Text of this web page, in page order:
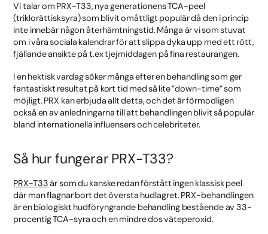
Vi talar om PRX-T33, nya generationens TCA-peel
(triklorättisksyra) som blivit omåttligt populär då den i princip
inte innebär någon återhämtningstid. Många är vi som stuvat
om i våra sociala kalendrar för att slippa dyka upp med ett rött,
fjällande ansikte på t.ex tjejmiddagen på fina restaurangen.
I en hektisk vardag söker många efter en behandling som ger
fantastiskt resultat på kort tid med så lite ”down-time” som
möjligt. PRX kan erbjuda allt detta, och det är förmodligen
också en av anledningarna till att behandlingen blivit så populär
bland internationella influensers och celebriteter.
Så hur fungerar PRX-T33?
PRX-T33är som du kanske redan förstått ingen klassisk peel
där man flagnar bort det översta hudlagret. PRX-behandlingen
är en biologiskt hudföryngrande behandling bestående av 33-
procentig TCA-syra och en mindre dos väteperoxid.